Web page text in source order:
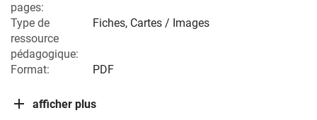
pages:
Type de
ressource
pédagogique:
Fiches, Cartes / Images
Format: PDF
afficher plus